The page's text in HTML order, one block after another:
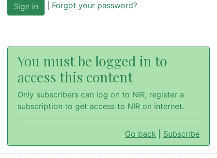
Forgot your password?
You must be logged in to
access this content
Only subscribers can log on to NIR, register a
subscription to get access to NIR on internet.
Go back Subscribe